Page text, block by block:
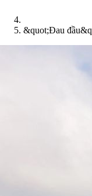
&quot;Đau